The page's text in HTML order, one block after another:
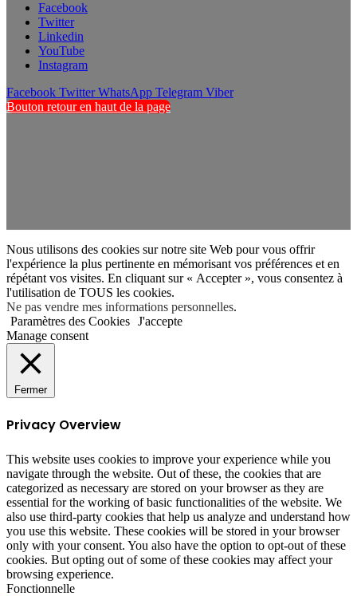
Facebook
Twitter
Linkedin
YouTube
Instagram
Facebook Twitter WhatsApp Telegram Viber
Bouton retour en haut de la page
Nous utilisons des cookies sur notre site Web pour vous offrir
l'expérience la plus pertinente en mémorisant vos préférences et en
répétant vos visites. En cliquant sur « Accepter », vous consentez à
l'utilisation de TOUS les cookies.
Ne pas vendre mes informations personnelles.
Paramètres des Cookies J'accepte
Manage consent
Fermer
Privacy Overview
This website uses cookies to improve your experience while you
navigate through the website. Out of these, the cookies that are
categorized as necessary are stored on your browser as they are
essential for the working of basic functionalities of the website. We
also use third-party cookies that help us analyze and understand how
you use this website. These cookies will be stored in your browser
only with your consent. You also have the option to opt-out of these
cookies. But opting out of some of these cookies may affect your
browsing experience.
Fonctionnelle